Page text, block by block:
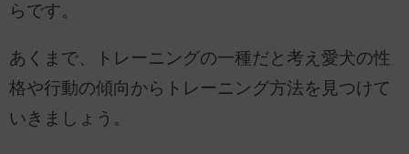
らです。
あくまで、トレーニングの一種だと考え愛犬の性
格や行動の傾向からトレーニング方法を見つけて
いきましょう。